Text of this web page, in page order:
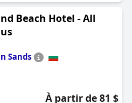
les escapades
Si vous aimez les
Hotel & Spa
Beach Hotel - All
Sands
À partir de 81 $